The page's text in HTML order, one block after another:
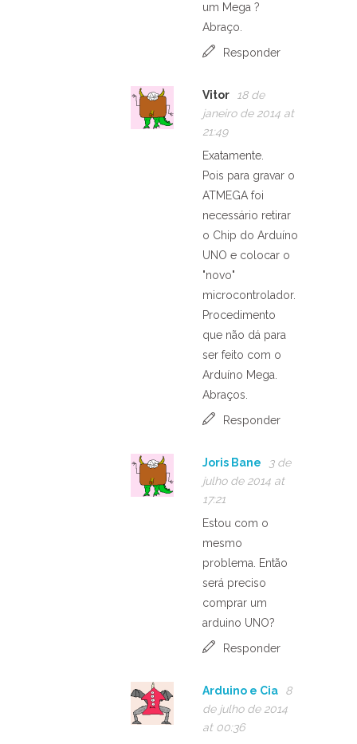
um Mega ?
Abraço.
Responder
Vitor
18 de
janeiro de 2014 at
21:49
Exatamente.
Pois para gravar o
ATMEGA foi
necessário retirar
o Chip do Arduíno
UNO e colocar o
"novo"
microcontrolador.
Procedimento
que não dá para
ser feito com o
Arduíno Mega.
Abraços.
Responder
Joris Bane
3 de
julho de 2014 at
17:21
Estou com o
mesmo
problema. Então
será preciso
comprar um
arduino UNO?
Responder
Arduino e Cia
8
de julho de 2014
at 00:36